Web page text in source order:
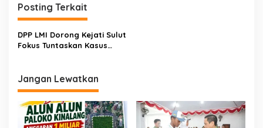
a
s
i
o
s
Posting Terkait
DPP LMI Dorong Kejati Sulut
Fokus Tuntaskan Kasus
Jangan Lewatkan